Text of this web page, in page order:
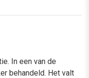
In een van de
behandeld. Het valt